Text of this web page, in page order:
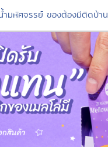
ำมหัศจรรย์ ของต้องมีติดบ้าน